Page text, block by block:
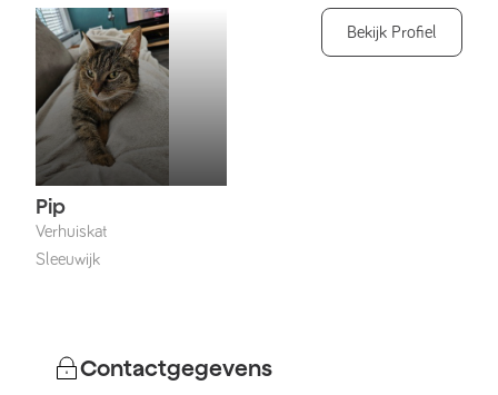
Pip
Verhuiskat
Sleeuwijk
Bekijk Profiel
Contactgegevens